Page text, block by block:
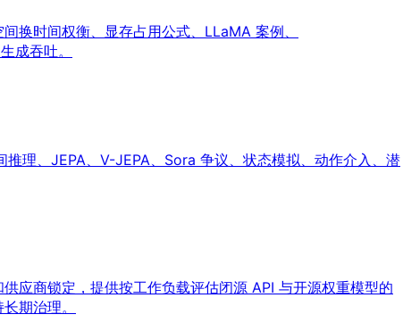
时间权衡、显存占用公式、LLaMA 案例、
成吞吐。
理、JEPA、V-JEPA、Sora 争议、状态模拟、动作介入、潜
应商锁定，提供按工作负载评估闭源 API 与开源权重模型的
期治理。